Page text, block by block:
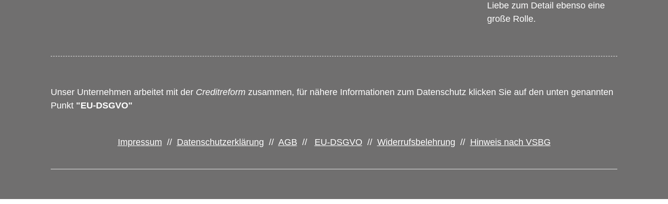
Liebe zum Detail ebenso eine
große Rolle.
Unser Unternehmen arbeitet mit der Creditreform zusammen, für nähere Informationen zum Datenschutz klicken Sie auf den unten genannten
Punkt "EU-DSGVO"
Impressum // Datenschutzerklärung // AGB // EU-DSGVO // Widerrufsbelehrung // Hinweis nach VSBG